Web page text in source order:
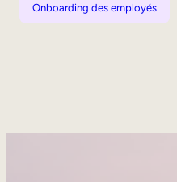
Onboarding des employés